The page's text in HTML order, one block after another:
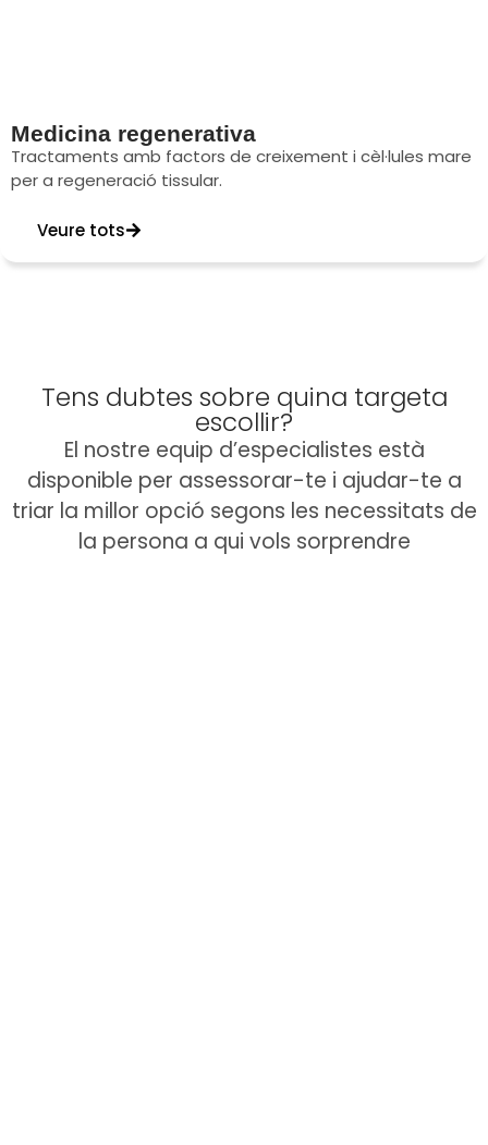
Medicina regenerativa
Tractaments amb factors de creixement i cèl·lules mare
per a regeneració tissular.
Veure tots
Tens dubtes sobre quina targeta
escollir?
El nostre equip d’especialistes està
disponible per assessorar-te i ajudar-te a
triar la millor opció segons les necessitats de
la persona a qui vols sorprendre